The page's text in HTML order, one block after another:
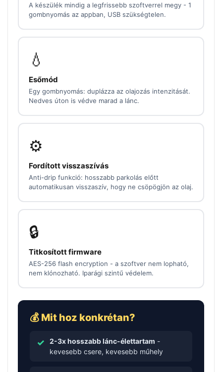
A készülék mindig a legfrissebb szoftverrel megy - 1
gombnyomás az appban, USB szükségtelen.
💧
Esőmód
Egy gombnyomás: duplázza az olajozás intenzitását.
Nedves úton is védve marad a lánc.
⚙️
Fordított visszaszívás
Anti-drip funkció: hosszabb parkolás előtt
automatikusan visszaszív, hogy ne csöpögjön az olaj.
🔒
Titkosított firmware
AES-256 flash encryption - a szoftver nem lopható,
nem klónozható. Iparági szintű védelem.
💰 Mit hoz konkrétan?
2-3x hosszabb lánc-élettartam -
kevesebb csere, kevesebb műhely